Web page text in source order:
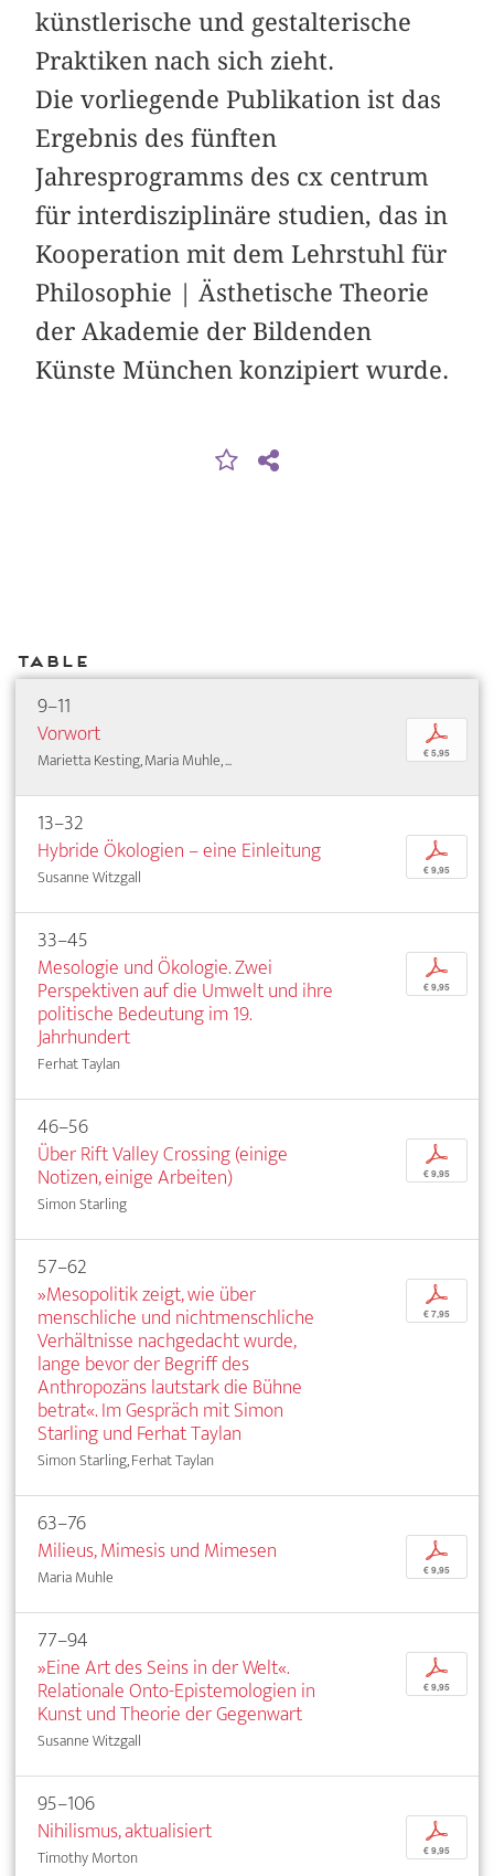
künstlerische und ­gestalterische
Praktiken nach sich zieht.
Die vorliegende Publikation ist das
Ergebnis des fünften
Jahresprogramms des cx centrum
für interdisziplinäre studien, das in
Kooperation mit dem Lehrstuhl für
Philosophie | Ästhetische Theorie
der Akademie der Bildenden
Künste München konzipiert wurde.
Table
9–11
Vorwort
Marietta Kesting, Maria Muhle, ...
p
€ 5,95
13–32
Hybride Ökologien – eine Einleitung
Susanne Witzgall
p
€ 9,95
33–45
Mesologie und Ökologie. Zwei
Perspektiven auf die Umwelt und ihre
politische Bedeutung im 19.
Jahrhundert
Ferhat Taylan
p
€ 9,95
46–56
Über Rift Valley Crossing (einige
Notizen, einige Arbeiten)
Simon Starling
p
€ 9,95
57–62
»Mesopolitik zeigt, wie über
menschliche und nichtmenschliche
Verhältnisse nachgedacht wurde,
lange bevor der Begriff des
Anthropozäns lautstark die Bühne
betrat«. Im Gespräch mit Simon
Starling und Ferhat Taylan
Simon Starling, Ferhat Taylan
p
€ 7,95
63–76
Milieus, Mimesis und Mimesen
Maria Muhle
p
€ 9,95
77–94
»Eine Art des Seins in der Welt«.
Relationale Onto-Epistemologien in
Kunst und Theorie der Gegenwart
Susanne Witzgall
p
€ 9,95
95–106
Nihilismus, aktualisiert
Timothy Morton
p
€ 9,95